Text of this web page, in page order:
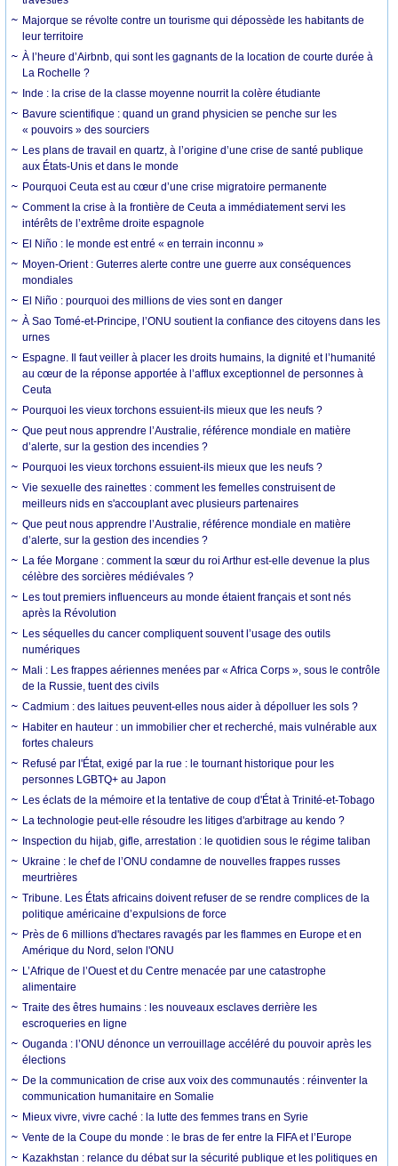
Majorque se révolte contre un tourisme qui dépossède les habitants de
leur territoire
À l’heure d’Airbnb, qui sont les gagnants de la location de courte durée à
La Rochelle ?
Inde : la crise de la classe moyenne nourrit la colère étudiante
Bavure scientifique : quand un grand physicien se penche sur les
« pouvoirs » des sourciers
Les plans de travail en quartz, à l’origine d’une crise de santé publique
aux États-Unis et dans le monde
Pourquoi Ceuta est au cœur d’une crise migratoire permanente
Comment la crise à la frontière de Ceuta a immédiatement servi les
intérêts de l’extrême droite espagnole
El Niño : le monde est entré « en terrain inconnu »
Moyen-Orient : Guterres alerte contre une guerre aux conséquences
mondiales
El Niño : pourquoi des millions de vies sont en danger
À Sao Tomé-et-Principe, l’ONU soutient la confiance des citoyens dans les
urnes
Espagne. Il faut veiller à placer les droits humains, la dignité et l’humanité
au cœur de la réponse apportée à l’afflux exceptionnel de personnes à
Ceuta
Pourquoi les vieux torchons essuient-ils mieux que les neufs ?
Que peut nous apprendre l’Australie, référence mondiale en matière
d’alerte, sur la gestion des incendies ?
Pourquoi les vieux torchons essuient-ils mieux que les neufs ?
Vie sexuelle des rainettes : comment les femelles construisent de
meilleurs nids en s'accouplant avec plusieurs partenaires
Que peut nous apprendre l’Australie, référence mondiale en matière
d’alerte, sur la gestion des incendies ?
La fée Morgane : comment la sœur du roi Arthur est-elle devenue la plus
célèbre des sorcières médiévales ?
Les tout premiers influenceurs au monde étaient français et sont nés
après la Révolution
Les séquelles du cancer compliquent souvent l’usage des outils
numériques
Mali : Les frappes aériennes menées par « Africa Corps », sous le contrôle
de la Russie, tuent des civils
Cadmium : des laitues peuvent-elles nous aider à dépolluer les sols ?
Habiter en hauteur : un immobilier cher et recherché, mais vulnérable aux
fortes chaleurs
Refusé par l'État, exigé par la rue : le tournant historique pour les
personnes LGBTQ+ au Japon
Les éclats de la mémoire et la tentative de coup d'État à Trinité-et-Tobago
La technologie peut-elle résoudre les litiges d'arbitrage au kendo ?
Inspection du hijab, gifle, arrestation : le quotidien sous le régime taliban
Ukraine : le chef de l’ONU condamne de nouvelles frappes russes
meurtrières
Tribune. Les États africains doivent refuser de se rendre complices de la
politique américaine d’expulsions de force
Près de 6 millions d'hectares ravagés par les flammes en Europe et en
Amérique du Nord, selon l'ONU
L’Afrique de l’Ouest et du Centre menacée par une catastrophe
alimentaire
Traite des êtres humains : les nouveaux esclaves derrière les
escroqueries en ligne
Ouganda : l’ONU dénonce un verrouillage accéléré du pouvoir après les
élections
De la communication de crise aux voix des communautés : réinventer la
communication humanitaire en Somalie
Mieux vivre, vivre caché : la lutte des femmes trans en Syrie
Vente de la Coupe du monde : le bras de fer entre la FIFA et l’Europe
Kazakhstan : relance du débat sur la sécurité publique et les politiques en